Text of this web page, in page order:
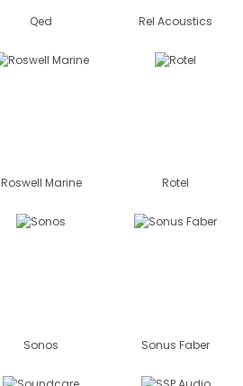
Qed Rel Acoustics
Roswell Marine Rotel
Sonos Sonus Faber